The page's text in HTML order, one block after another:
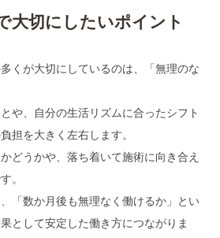
大切にしたいポイント
くが大切にしているのは、「無理のな
や、自分の生活リズムに合ったシフト
担を大きく左右します。
どうかや、落ち着いて施術に向き合え
。
「数か月後も無理なく働けるか」とい
として安定した働き方につながりま